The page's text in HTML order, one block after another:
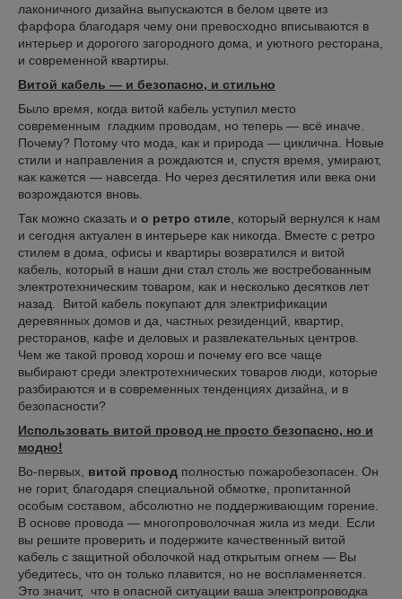
лаконичного дизайна выпускаются в белом цвете из
фарфора благодаря чему они превосходно вписываются в
интерьер и дорогого загородного дома, и уютного ресторана,
и современной квартиры.
Витой кабель — и безопасно, и стильно
Было время, когда витой кабель уступил место
современным гладким проводам, но теперь — всё иначе.
Почему? Потому что мода, как и природа — циклична. Новые
стили и направления а рождаются и, спустя время, умирают,
как кажется — навсегда. Но через десятилетия или века они
возрождаются вновь.
Так можно сказать и о ретро стиле , который вернулся к нам
и сегодня актуален в интерьере как никогда. Вместе с ретро
стилем в дома, офисы и квартиры возвратился и витой
кабель, который в наши дни стал столь же востребованным
электротехническим товаром, как и несколько десятков лет
назад. Витой кабель покупают для электрификации
деревянных домов и да, частных резиденций, квартир,
ресторанов, кафе и деловых и развлекательных центров.
Чем же такой провод хорош и почему его все чаще
выбирают среди электротехнических товаров люди, которые
разбираются и в современных тенденциях дизайна, и в
безопасности?
Использовать витой провод не просто безопасно, но и
модно!
Во-первых, витой провод полностью пожаробезопасен. Он
не горит, благодаря специальной обмотке, пропитанной
особым составом, абсолютно не поддерживающим горение.
В основе провода — многопроволочная жила из меди. Если
вы решите проверить и подержите качественный витой
кабель с защитной оболочкой над открытым огнем — Вы
убедитесь, что он только плавится, но не воспламеняется.
Это значит, что в опасной ситуации ваша электропроводка